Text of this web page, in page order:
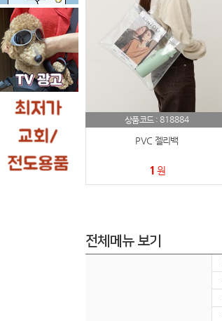
상품코드 : 818884
PVC 젤리백
1 원
전체메뉴 보기